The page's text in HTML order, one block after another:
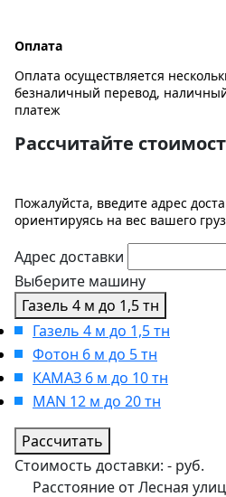
Оплата
Оплата осуществляется
безналичный перевод,
платеж
Рассчитайте
Пожалуйста, введите адрес
ориентируясь на вес вашего
Адрес доставки
Выберите машину
Газель 4 м до 1,5 тн
Газель 4 м до 1,5 тн
Фотон 6 м до 5 тн
КАМАЗ 6 м до 10 тн
MAN 12 м до 20 тн
Рассчитать
Стоимость доставки: - руб.
Расстояние от Лесная